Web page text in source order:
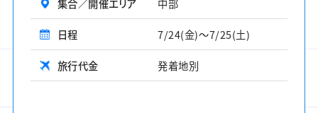
集合／開催エリア 中部
日程 7/24(金)～7/25(土)
旅行代金 発着地別